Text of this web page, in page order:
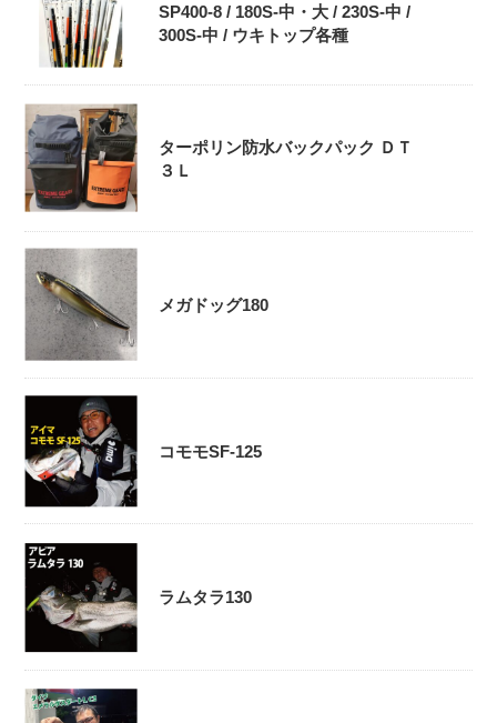
SP400-8 / 180S-中・大 / 230S-中 /
300S-中 / ウキトップ各種
ターポリン防水バックパック ＤＴ
３Ｌ
メガドッグ180
コモモSF-125
ラムタラ130